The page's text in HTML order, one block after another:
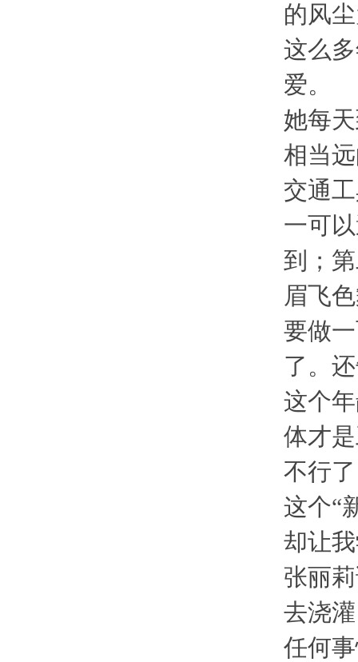
的风
这么
爱。
她每
相当
交通
一可
到；
眉飞
要做
了。
这个
体才
不行
这个“
却让
张丽
去浇
任何